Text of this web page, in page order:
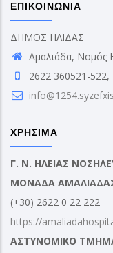
ΕΠΙΚΟΙΝΩΝΙΑ
ΔΗΜΟΣ ΗΛΙΔΑΣ
Αμαλιάδα, Νομός
2622 360521-522,
ΧΡΗΣΙΜΑ
Γ. Ν. ΗΛΕΙΑΣ
ΜΟΝΑΔΑ
(+30) 2622 0 22 222
https://
ΑΣΤΥΝΟΜΙΚΟ